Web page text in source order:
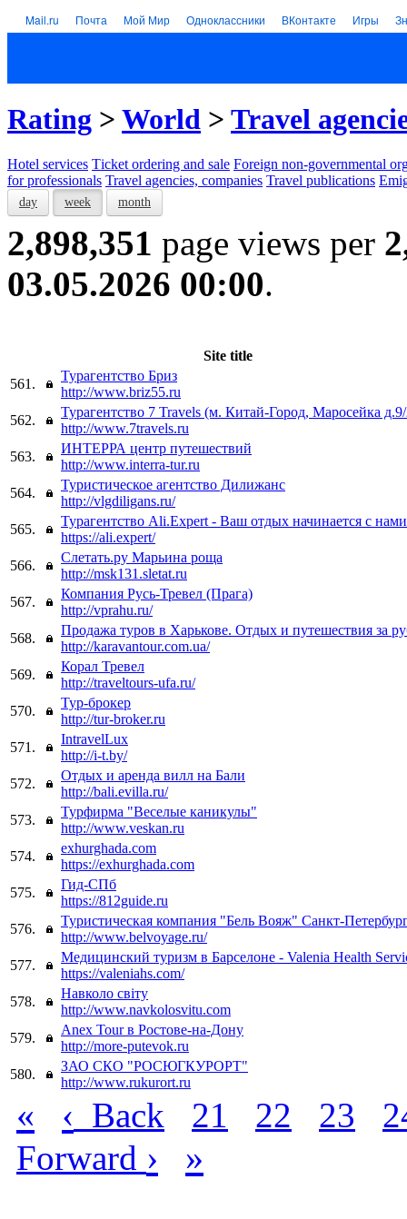
Mail.ru Почта Мой Мир Одноклассники ВКонтакте Игры
Rating > World > Travel
Hotel services Тicket ordering and sale Foreign non-governmental
for professionals Travel agencies, companies Travel publications
day week month
2,898,351 page views per
03.05.2026 00:00.
Site title
561.
Турагентство Бриз
http://www.briz55.ru
562.
Турагентство 7 Travels (м. Китай-Город, Маросейка
http://www.7travels.ru
563.
ИНТЕРРА центр путешествий
http://www.interra-tur.ru
564.
Туристическое агентство Дилижанс
http://vlgdiligans.ru/
565.
Турагентство Ali.Expert - Ваш отдых начинается с нами
https://ali.expert/
566.
Слетать.ру Марьина роща
http://msk131.sletat.ru
567.
Компания Русь-Тревел (Прага)
http://vprahu.ru/
568.
Продажа туров в Харькове. Отдых и путешествия за
http://karavantour.com.ua/
569.
Корал Тревел
http://traveltours-ufa.ru/
570.
Тур-брокер
http://tur-broker.ru
571.
IntravelLux
http://i-t.by/
572.
Отдых и аренда вилл на Бали
http://bali.evilla.ru/
573.
Турфирма "Веселые каникулы"
http://www.veskan.ru
574.
exhurghada.com
https://exhurghada.com
575.
Гид-СПб
https://812guide.ru
576.
Туристическая компания "Бель Вояж" Санкт-
http://www.belvoyage.ru/
577.
Медицинский туризм в Барселоне - Valenia Health
https://valeniahs.com/
578.
Навколо свiту
http://www.navkolosvitu.com
579.
Anex Tour в Ростове-на-Дону
http://more-putevok.ru
580.
ЗАО СКО "РОСЮГКУРОРТ"
http://www.rukurort.ru
« ‹ Back 21 22 23
Forward › »